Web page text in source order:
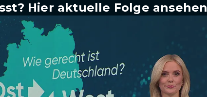
Hier aktuelle Folge ansehen